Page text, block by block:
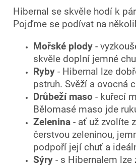
Hibernal se skvěle hodí k
Pojďme se podívat na
Mořské plody -
skvěle doplní jemné
Ryby - Hibernal lze
pstruh. Svěží a ovocná
Drůbeží maso - kuřecí
Bělomasé maso jde
Zelenina - ať už zvolíte
čerstvou zeleninou,
podpoří její chuť a
Sýry - s Hibernalem